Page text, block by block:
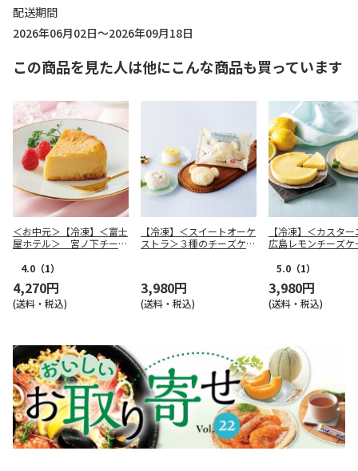
配送期間
2026年06月02日～2026年09月18日
この商品を見た人は他にこんな商品も買っています
＜お中元＞【冷凍】＜富士
屋ホテル＞ 宮ノ下チーズ
4.0 （1）
4,270円
(送料・税込)
【冷凍】＜スイートオーケ
ストラ＞３種のチーズケー
3,980円
(送料・税込)
【冷凍】＜カスタ
広島レモンチーズケ
5.0 （1）
3,980円
(送料・税込)